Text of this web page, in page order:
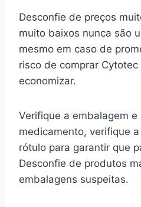
Desconfie de preços
muito baixos nunca são
mesmo em caso de
risco de comprar
economizar.
Verifique a embalagem
medicamento, verifique
rótulo para garantir que
Desconfie de produtos
embalagens suspeitas.